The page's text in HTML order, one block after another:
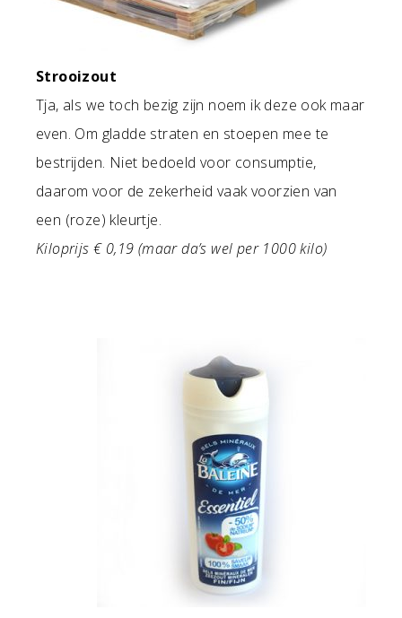
Strooizout
Tja, als we toch bezig zijn noem ik deze ook maar
even. Om gladde straten en stoepen mee te
bestrijden. Niet bedoeld voor consumptie,
daarom voor de zekerheid vaak voorzien van
een (roze) kleurtje.
Kiloprijs € 0,19 (maar da’s wel per 1000 kilo)